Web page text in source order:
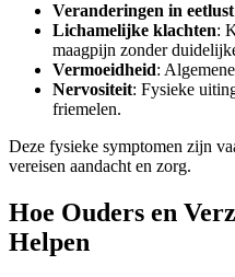
Veranderingen in eetlust
Lichamelijke klachten:
maagpijn zonder
Vermoeidheid:
Nervositeit: Fysieke
friemelen.
Deze fysieke symptomen zijn
vereisen aandacht en zorg.
Hoe Ouders en
Helpen